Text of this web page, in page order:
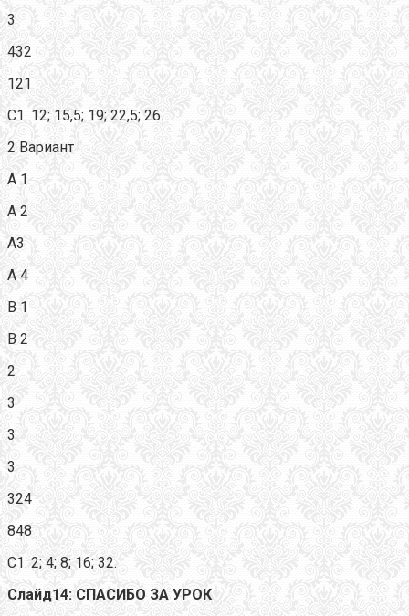
3
432
121
С1. 12; 15,5; 19; 22,5; 26.
2 Вариант
А 1
А 2
А3
А 4
В 1
В 2
2
3
3
3
324
848
С1. 2; 4; 8; 16; 32.
Слайд14: СПАСИБО ЗА УРОК